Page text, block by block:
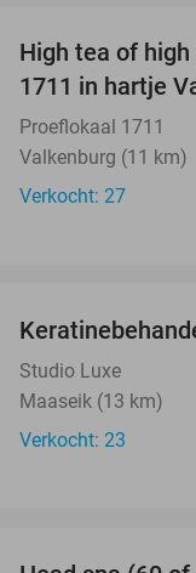
High tea of
1711 in hartje
Proeflokaal 1711
Valkenburg (11 km)
Verkocht: 27
Studio Luxe
Maaseik (13 km)
Verkocht: 23